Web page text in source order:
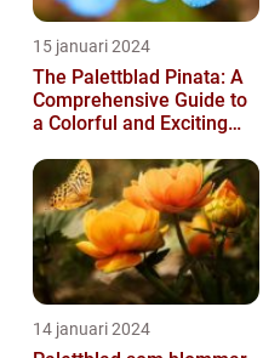
15 januari 2024
The Palettblad Pinata: A
Comprehensive Guide to
a Colorful and Exciting
14 januari 2024